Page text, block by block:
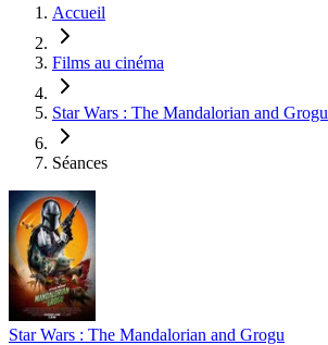
Accueil
Films au cinéma
Star Wars : The Mandalorian and Grogu
Séances
Star Wars : The Mandalorian and Grogu